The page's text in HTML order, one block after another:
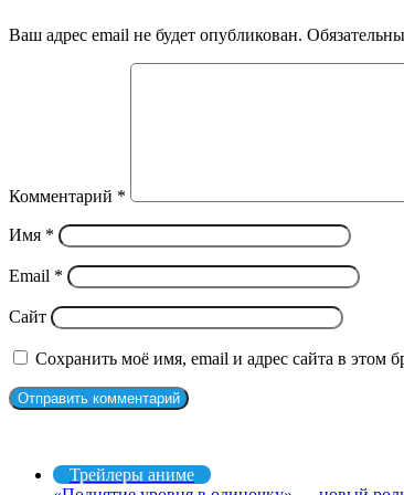
Ваш адрес email не будет опубликован.
Комментарий *
Имя *
Email *
Сайт
Сохранить моё имя, email и адрес сайта в этом
Трейлеры аниме